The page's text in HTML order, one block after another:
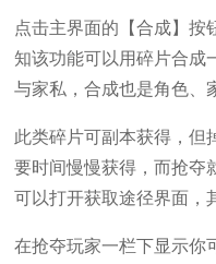
点击主界面的【合成】按
知该功能可以用碎片合成
与家私，合成也是角色、
此类碎片可副本获得，但
要时间慢慢获得，而抢夺
可以打开获取途径界面，
在抢夺玩家一栏下显示你